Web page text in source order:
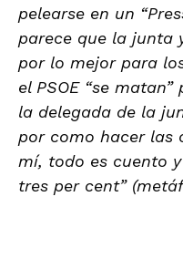
pelearse en un
parece que la junta
por lo mejor para
el PSOE “se
la delegada de la
por como hacer las
mí, todo es cuento
tres per cent”